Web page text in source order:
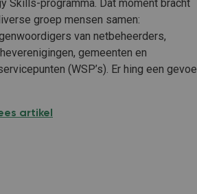
Skills-programma. Dat moment bracht
groep mensen samen:
van netbeheerders,
gemeenten en
(WSP’s). Er hing een gevoel
Skills: van ambitie naar actie:
artikel